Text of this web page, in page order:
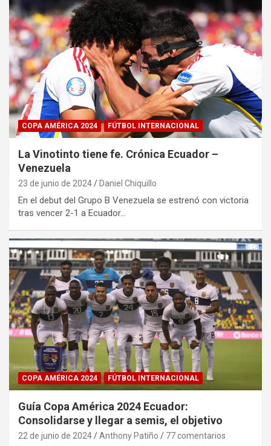
COPA AMÉRICA 2024 FÚTBOL INTERNACIONAL
La Vinotinto tiene fe. Crónica Ecuador –
Venezuela
23 de junio de 2024 Daniel Chiquillo
En el debut del Grupo B Venezuela se estrenó con victoria
tras vencer 2-1 a Ecuador…
COPA AMÉRICA 2024 FÚTBOL INTERNACIONAL
Guía Copa América 2024 Ecuador:
Consolidarse y llegar a semis, el objetivo
22 de junio de 2024 Anthony Patiño 77 comentarios